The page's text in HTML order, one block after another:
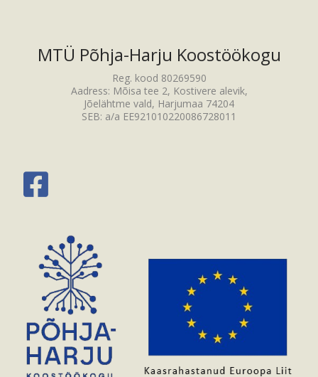
MTÜ Põhja-Harju Koostöökogu
Reg. kood 80269590
Aadress: Mõisa tee 2, Kostivere alevik,
Jõelähtme vald, Harjumaa 74204
SEB: a/a EE921010220086728011